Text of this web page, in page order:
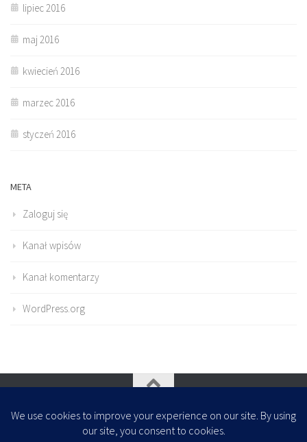
lipiec 2016
maj 2016
kwiecień 2016
marzec 2016
styczeń 2016
META
Zaloguj się
Kanał wpisów
Kanał komentarzy
WordPress.org